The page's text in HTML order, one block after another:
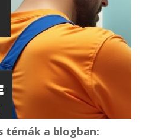
témák a blogban: